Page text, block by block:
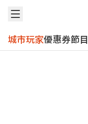
城市玩家優惠券節目